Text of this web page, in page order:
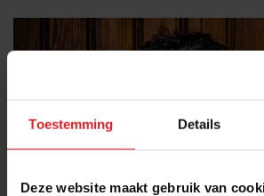
Toestemming Details
Deze website maakt gebruik van